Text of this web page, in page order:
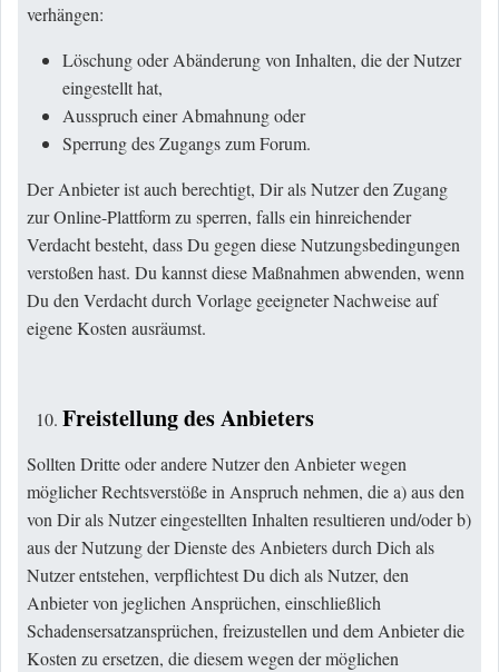
verhängen:
Löschung oder Abänderung von Inhalten, die der Nutzer
eingestellt hat,
Ausspruch einer Abmahnung oder
Sperrung des Zugangs zum Forum.
Der Anbieter ist auch berechtigt, Dir als Nutzer den Zugang
zur Online-Plattform zu sperren, falls ein hinreichender
Verdacht besteht, dass Du gegen diese Nutzungsbedingungen
verstoßen hast. Du kannst diese Maßnahmen abwenden, wenn
Du den Verdacht durch Vorlage geeigneter Nachweise auf
eigene Kosten ausräumst.
Freistellung des Anbieters
Sollten Dritte oder andere Nutzer den Anbieter wegen
möglicher Rechtsverstöße in Anspruch nehmen, die a) aus den
von Dir als Nutzer eingestellten Inhalten resultieren und/oder b)
aus der Nutzung der Dienste des Anbieters durch Dich als
Nutzer entstehen, verpflichtest Du dich als Nutzer, den
Anbieter von jeglichen Ansprüchen, einschließlich
Schadensersatzansprüchen, freizustellen und dem Anbieter die
Kosten zu ersetzen, die diesem wegen der möglichen